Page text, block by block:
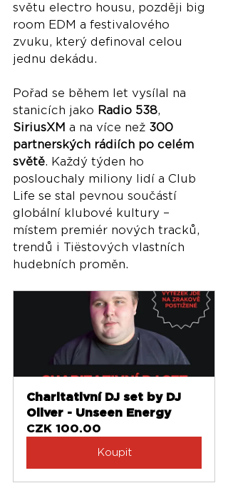
světu electro housu, později big
room EDM a festivalového
zvuku, který definoval celou
jednu dekádu.
Pořad se během let vysílal na
stanicích jako Radio 538,
SiriusXM a na více než 300
partnerských rádiích po celém
světě. Každý týden ho
poslouchaly miliony lidí a Club
Life se stal pevnou součástí
globální klubové kultury –
místem premiér nových tracků,
trendů i Tiëstových vlastních
hudebních proměn.
Charitativní DJ set by DJ
Oliver - Unseen Energy
CZK 100.00
Koupit